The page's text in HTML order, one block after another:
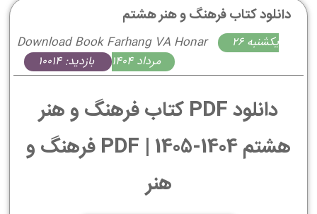
دانلود کتاب فرهنگ و هنر هشتم
Download Book Farhang VA Honar
يكشنبه 26
مرداد 1404
بازدید: 10014
دانلود PDF کتاب فرهنگ و هنر
هشتم 1404-1405 | PDF فرهنگ و
هنر